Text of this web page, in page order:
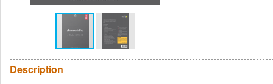
Description